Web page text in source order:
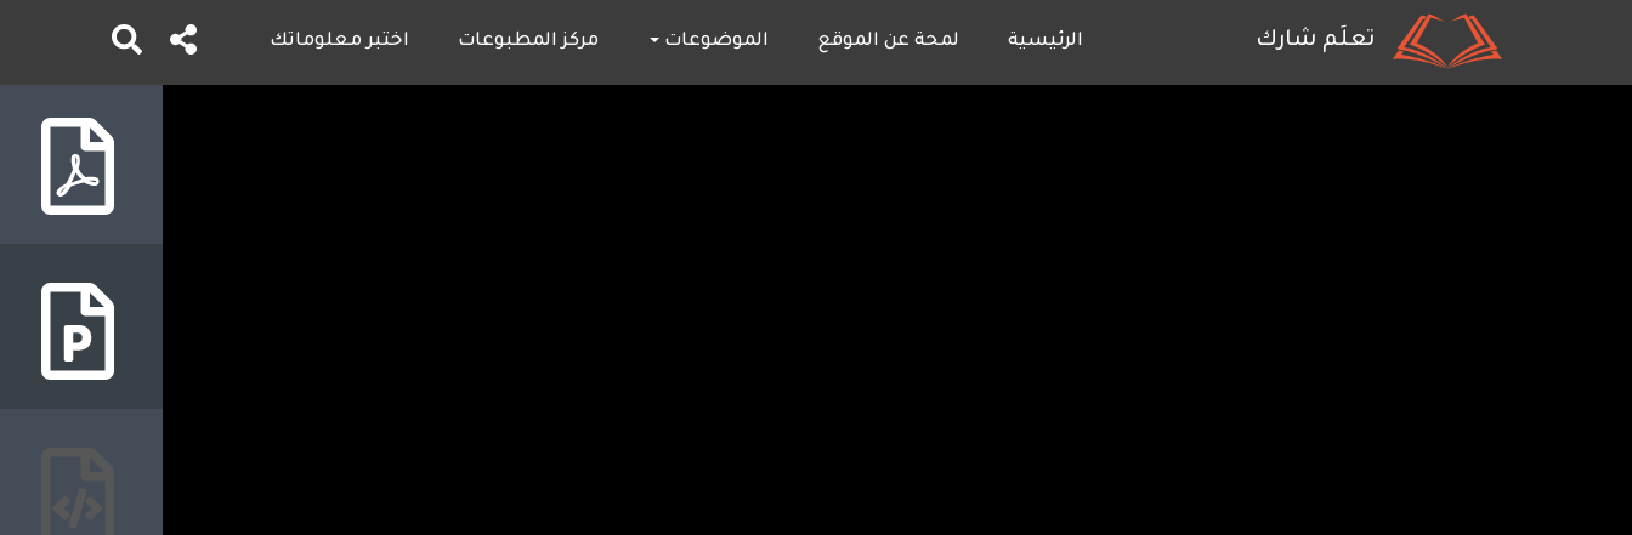
تجاوز
تعلَم شارك
Main
navigation
الرئيسية لمحة عن الموقع الموضوعات مركز المطبوعات اختبر معلوماتك